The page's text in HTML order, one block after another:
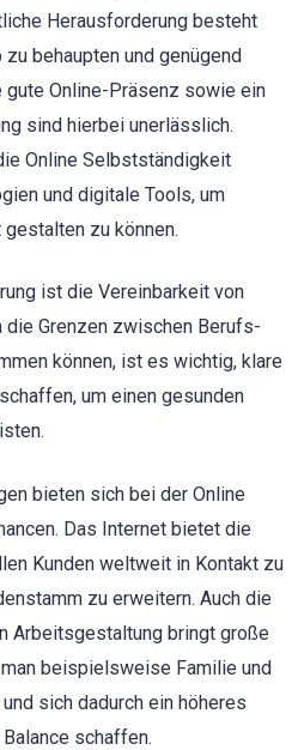
Herausforderung besteht
behaupten und genügend
gute Online-Präsenz sowie ein
sind hierbei unerlässlich.
Online Selbstständigkeit
und digitale Tools, um
zu können.
ist die Vereinbarkeit von
die Grenzen zwischen Berufs-
können, ist es wichtig, klare
um einen gesunden
bieten sich bei der Online
Das Internet bietet die
Kunden weltweit in Kontakt zu
zu erweitern. Auch die
Arbeitsgestaltung bringt große
beispielsweise Familie und
sich dadurch ein höheres
schaffen.